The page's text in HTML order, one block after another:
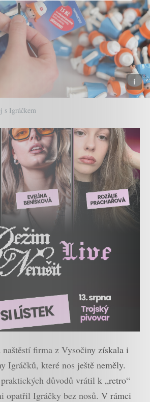
s Igráčkem
firma z Vysočiny získala i
Igráčků, které nos ještě neměly.
důvodů vrátil k „retro“
opatřil Igráčky bez nosů. V rámci